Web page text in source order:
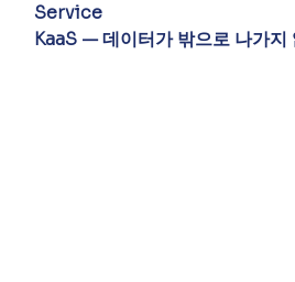
Service
KaaS — 데이터가 밖으로 나가지